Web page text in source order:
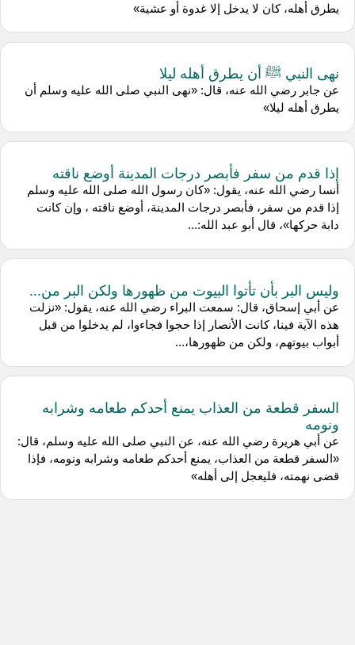
يطرق أهله، كان لا يدخل إلا غدوة أو عشية»
نهى النبي ﷺ أن يطرق أهله ليلا
عن جابر رضي الله عنه، قال: «نهى النبي صلى الله عليه وسلم أن
يطرق أهله ليلا»
إذا قدم من سفر فأبصر درجات المدينة أوضع ناقته
أنسا رضي الله عنه، يقول: «كان رسول الله صلى الله عليه وسلم
إذا قدم من سفر، فأبصر درجات المدينة، أوضع ناقته ، وإن كانت
دابة حركها»، قال أبو عبد الله:...
وليس البر بأن تأتوا البيوت من ظهورها ولكن البر من...
عن أبي إسحاق، قال: سمعت البراء رضي الله عنه، يقول: «نزلت
هذه الآية فينا، كانت الأنصار إذا حجوا فجاءوا، لم يدخلوا من قبل
أبواب بيوتهم، ولكن من ظهورها،...
السفر قطعة من العذاب يمنع أحدكم طعامه وشرابه
ونومه
عن أبي هريرة رضي الله عنه، عن النبي صلى الله عليه وسلم، قال:
«السفر قطعة من العذاب، يمنع أحدكم طعامه وشرابه ونومه، فإذا
قضى نهمته، فليعجل إلى أهله»